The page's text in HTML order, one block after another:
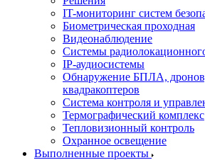
IT-мониторинг систем
Биометрическая проходная
Видеонаблюдение
Системы
IP-аудиосистемы
Обнаружение БПЛА,
квадракоптеров
Система контроля и
Термографический комплекс
Тепловизионный контроль
Охранное освещение
Выполненные проекты